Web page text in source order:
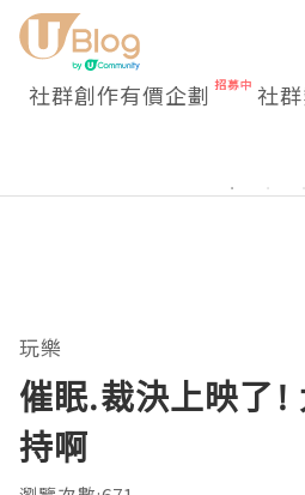
社群創作有價企劃 社
玩樂
催眠.裁決上映了!
持啊